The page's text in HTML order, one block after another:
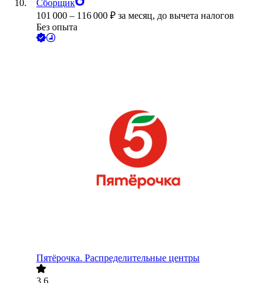
Сборщик
101 000 – 116 000 ₽ за месяц, до вычета налогов
Без опыта
Пятёрочка. Распределительные центры